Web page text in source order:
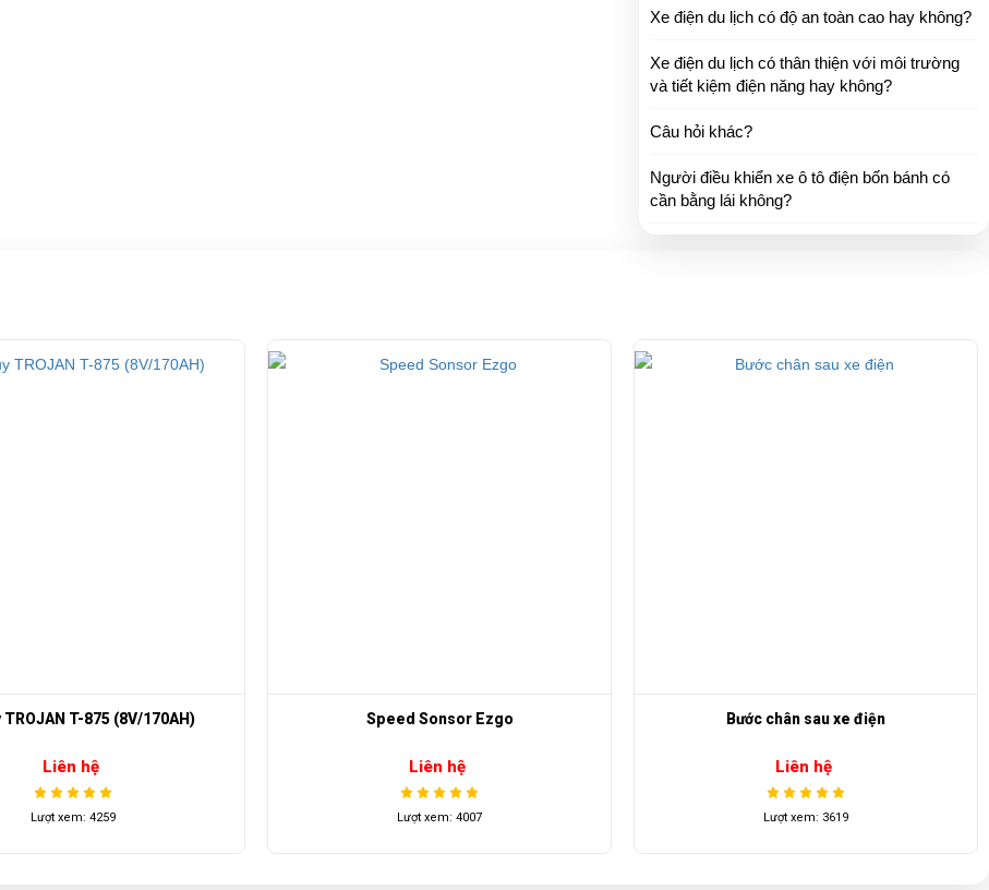
Xe điện du lịch có độ an toàn cao hay không?
Xe điện du lịch có thân thiện với môi trường
và tiết kiệm điện năng hay không?
Câu hỏi khác?
Người điều khiển xe ô tô điện bốn bánh có
cần bằng lái không?
Speed Sonsor Ezgo
Liên hệ
Lượt xem: 4007
Bước chân sau xe điện
Liên hệ
Lượt xem: 3619
Motor 48v
Liên hệ
Lượt xem: 4231